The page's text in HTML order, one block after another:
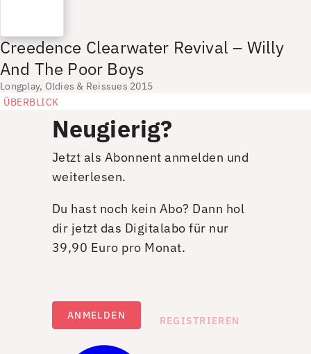
Creedence Clearwater Revival – Willy
And The Poor Boys
Longplay, Oldies & Reissues 2015
ÜBERBLICK
Neugierig?
Jetzt als Abonnent anmelden und
weiterlesen.
Du hast noch kein Abo? Dann hol
dir jetzt das Digitalabo für nur
39,90 Euro pro Monat.
ANMELDEN REGISTRIEREN